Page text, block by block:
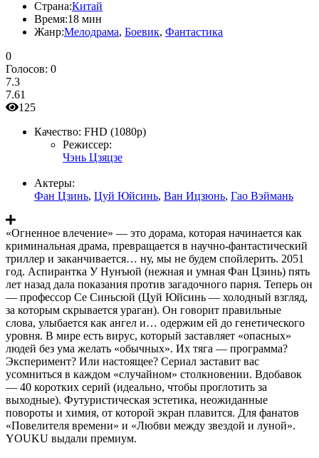
Страна:Китай
Время:18 мин
Жанр:Мелодрама, Боевик, Фантастика
0
Голосов: 0
7.3
7.61
125
Качество: FHD (1080p)
Режиссер:
Чэнь Цзяцзе
Актеры:
Фан Цзинь, Цуй Юйсинь, Ван Ицзюнь, Гао Вэймань
«Огненное влечение» — это дорама, которая начинается как
криминальная драма, превращается в научно-фантастический
триллер и заканчивается… ну, мы не будем спойлерить. 2051
год. Аспирантка У Нунъюй (нежная и умная Фан Цзинь) пять
лет назад дала показания против загадочного парня. Теперь он
— профессор Се Синьсюй (Цуй Юйсинь — холодный взгляд,
за которым скрывается ураган). Он говорит правильные
слова, улыбается как ангел и… одержим ей до генетического
уровня. В мире есть вирус, который заставляет «опасных»
людей без ума желать «обычных». Их тяга — программа?
Эксперимент? Или настоящее? Сериал заставит вас
усомниться в каждом «случайном» столкновении. Вдобавок
— 40 коротких серий (идеально, чтобы проглотить за
выходные). Футуристическая эстетика, неожиданные
повороты и химия, от которой экран плавится. Для фанатов
«Повелителя времени» и «Любви между звездой и луной».
YOUKU выдали премиум.